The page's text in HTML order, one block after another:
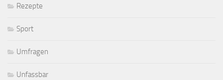
Rezepte
Sport
Umfragen
Unfassbar